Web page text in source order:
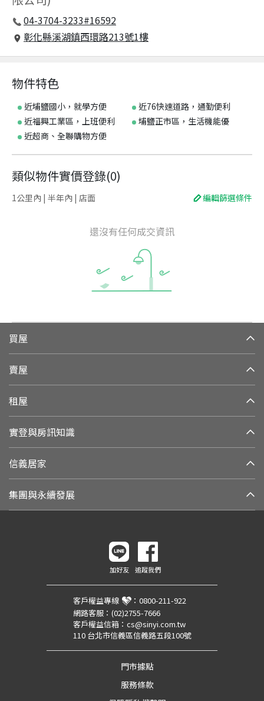
04-3704-3233#16592
彰化縣溪湖鎮西環路213號1樓
物件特色
近埔鹽國小，就學方便
近76快速道路，通勤便利
近福興工業區，上班便利
埔鹽正市區，生活機能優
近超商、全聯購物方便
類似物件實價登錄(0)
1公里內 | 半年內 | 店面 編輯篩選條件
還沒有任何成交資訊
買屋
賣屋
租屋
實登與房訊知識
信義居家
集團與永續發展
加好友 追蹤我們
客戶權益專線 ： 0800-211-922
網路客服： (02)2755-7666
客戶權益信箱： cs@sinyi.com.tw
110 台北市信義區信義路五段100號
門市據點
服務條款